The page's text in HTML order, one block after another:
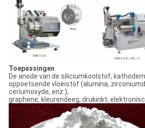
Toepassingen
De anode van de siliciumkoolstof,
oppoetsende vloeistof (alumina,
ceriumoxyde, enz.),
graphene, kleurendeeg, drukinkt,